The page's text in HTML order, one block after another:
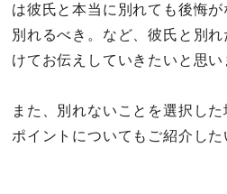
趣味・旅行
不倫・だめ男
は彼氏と本当に別れても後悔
別れるべき。 など、彼氏と別
けてお伝えしていきたいと思い
また、別れないことを選択し
ポイントについてもご紹介した